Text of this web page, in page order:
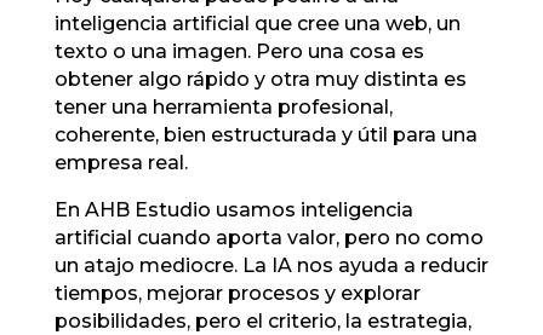
inteligencia artificial que cree una web, un
texto o una imagen. Pero una cosa es
obtener algo rápido y otra muy distinta es
tener una herramienta profesional,
coherente, bien estructurada y útil para una
empresa real.
En AHB Estudio usamos inteligencia
artificial cuando aporta valor, pero no como
un atajo mediocre. La IA nos ayuda a reducir
tiempos, mejorar procesos y explorar
posibilidades, pero el criterio, la estrategia,